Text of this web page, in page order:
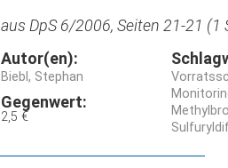
aus DpS 6/2006, Seiten 21-21 (1
Autor(en):
Biebl, Stephan
Gegenwert:
2,5 €